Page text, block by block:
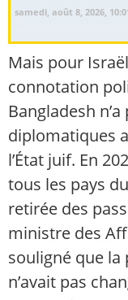
samedi, août 8, 2026,
Mais pour
connotation
Bangladesh
diplomatiques
l’État juif. En
tous les pays
retirée des
ministre des
souligné que la
n’avait pas